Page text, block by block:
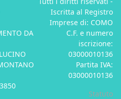
DA
Iscritta al Registro
Imprese di: COMO
C.F. e numero
iscrizione:
03000010136
Partita IVA:
03000010136
Statuto